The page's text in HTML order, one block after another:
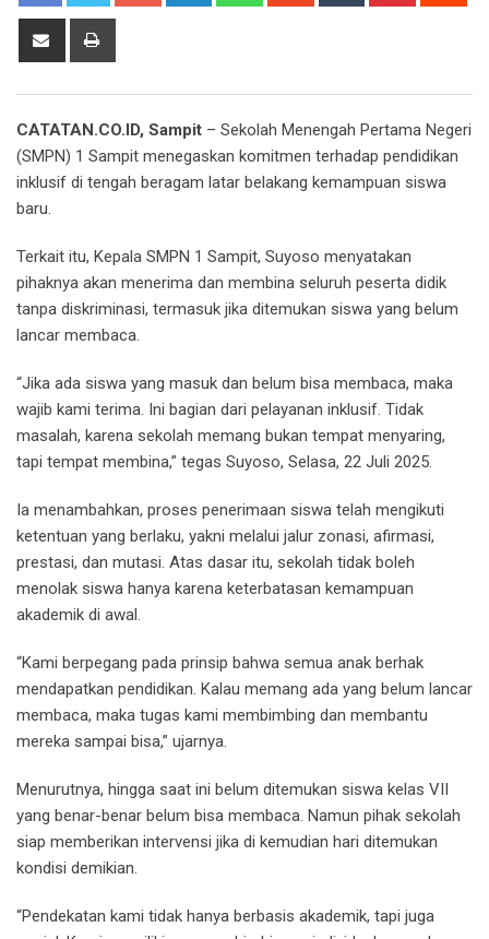
Share
CATATAN.CO.ID, Sampit – Sekolah Menengah Pertama Negeri
(SMPN) 1 Sampit menegaskan komitmen terhadap pendidikan
inklusif di tengah beragam latar belakang kemampuan siswa
baru.
Terkait itu, Kepala SMPN 1 Sampit, Suyoso menyatakan
pihaknya akan menerima dan membina seluruh peserta didik
tanpa diskriminasi, termasuk jika ditemukan siswa yang belum
lancar membaca.
“Jika ada siswa yang masuk dan belum bisa membaca, maka
wajib kami terima. Ini bagian dari pelayanan inklusif. Tidak
masalah, karena sekolah memang bukan tempat menyaring,
tapi tempat membina,” tegas Suyoso, Selasa, 22 Juli 2025.
Ia menambahkan, proses penerimaan siswa telah mengikuti
ketentuan yang berlaku, yakni melalui jalur zonasi, afirmasi,
prestasi, dan mutasi. Atas dasar itu, sekolah tidak boleh
menolak siswa hanya karena keterbatasan kemampuan
akademik di awal.
“Kami berpegang pada prinsip bahwa semua anak berhak
mendapatkan pendidikan. Kalau memang ada yang belum lancar
membaca, maka tugas kami membimbing dan membantu
mereka sampai bisa,” ujarnya.
Menurutnya, hingga saat ini belum ditemukan siswa kelas VII
yang benar-benar belum bisa membaca. Namun pihak sekolah
siap memberikan intervensi jika di kemudian hari ditemukan
kondisi demikian.
“Pendekatan kami tidak hanya berbasis akademik, tapi juga